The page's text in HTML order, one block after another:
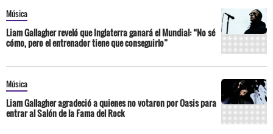
Música
Liam Gallagher reveló que Inglaterra ganará el Mundial: “No sé
cómo, pero el entrenador tiene que conseguirlo”
Música
Liam Gallagher agradeció a quienes no votaron por Oasis para
entrar al Salón de la Fama del Rock